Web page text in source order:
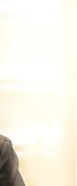
dan
Walsh
Penyerang Singapura